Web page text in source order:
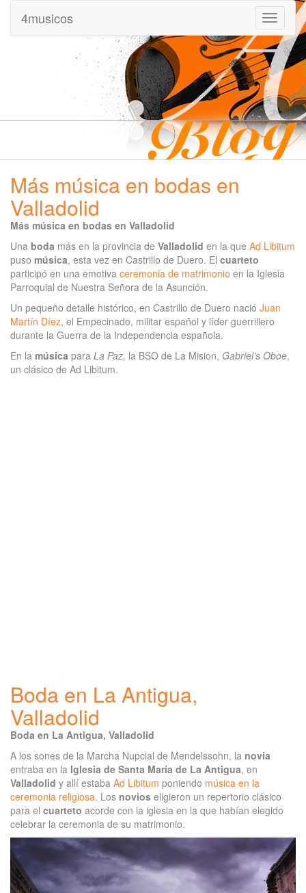
Mostrar
menu
4musicos
Más música en bodas en
Valladolid
Más música en bodas en Valladolid
Una boda más en la provincia de Valladolid en la que Ad Libitum
puso música, esta vez en Castrillo de Duero. El cuarteto
participó en una emotiva ceremonia de matrimonio en la Iglesia
Parroquial de Nuestra Señora de la Asunción.
Un pequeño detalle histórico, en Castrillo de Duero nació Juan
Martín Díez, el Empecinado, militar español y líder guerrillero
durante la Guerra de la Independencia española.
En la música para La Paz, la BSO de La Mision, Gabriel’s Oboe,
un clásico de Ad Libitum.
Boda en La Antigua,
Valladolid
Boda en La Antigua, Valladolid
A los sones de la Marcha Nupcial de Mendelssohn, la novia
entraba en la Iglesia de Santa María de La Antigua, en
Valladolid y allí estaba Ad Libitum poniendo música en la
ceremonia religiosa. Los novios eligieron un repertorio clásico
para el cuarteto acorde con la iglesia en la que habían elegido
celebrar la ceremonia de su matrimonio.